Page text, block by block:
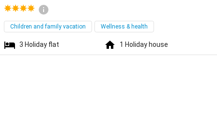
Children and family vacation Wellness & health
3 Holiday flat 1 Holiday house